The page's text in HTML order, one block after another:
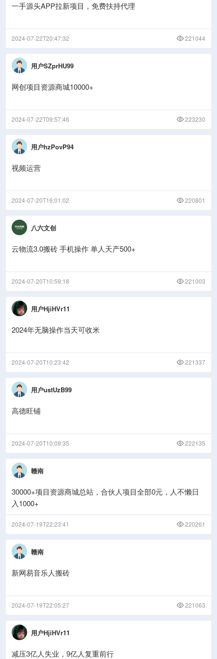
一手源头APP拉新项目，免费扶持代理
2024-07-22T20:47:32 221044
用户SZprHU99
网创项目资源商城10000+
2024-07-22T09:57:46 223230
用户hzPovP94
视频运营
2024-07-20T16:01:02 220801
八六文创
云物流3.0搬砖 手机操作 单人天产500+
2024-07-20T10:59:18 221003
用户HjiHVr11
2024年无脑操作当天可收米
2024-07-20T10:23:42 221337
用户ustUzB99
高德旺铺
2024-07-20T10:09:35 222135
赣南
30000+项目资源商城总站，合伙人项目全部0元，人不懒日
入1000+
2024-07-19T22:23:41 220261
赣南
新网易音乐人搬砖
2024-07-19T22:05:27 221063
用户HjiHVr11
减压3亿人失业，9亿人复重前行